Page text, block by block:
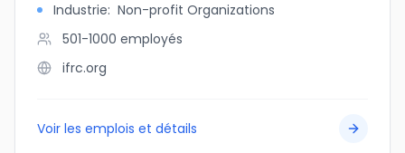
Industrie: Non-profit Organizations
501-1000 employés
ifrc.org
Voir les emplois et détails